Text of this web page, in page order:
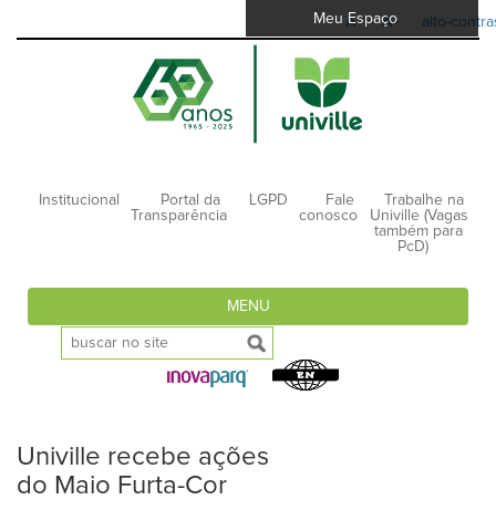
A- A+ alto-
Meu Espaço
Institucional
Portal da
Transparência
LGPD
Fale
conosco
Trabalhe na
Univille (Vagas
também para
PcD)
MENU
Univille recebe ações
do Maio Furta-Cor